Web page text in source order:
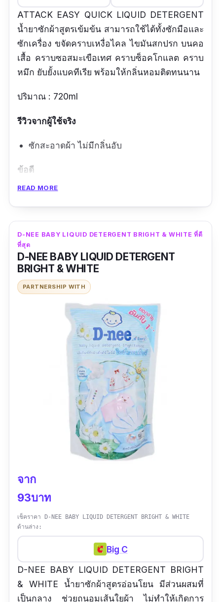
ATTACK EASY QUICK LIQUID DETERGENT
น้ำยาซักผ้าสูตรเข้มข้น สามารถใช้ได้ทั้งซักมือและ
ซักเครื่อง ขจัดคราบเหงื่อไคล ไขมันสกปรก บนคอ
เสื้อ คราบซอสมะเขือเทศ คราบซ็อคโกแลต คราบ
หมึก ยับยั้งแบคทีเรีย พร้อมให้กลิ่นหอมติดทนนาน
ปริมาณ : 720ml
รีวิวจากผู้ใช้จริง
ซักสะอาดผ้า ไม่มีกลิ่นอับ
ข้อดี
ซักสะอาด
ข้อเสีย
ราคาแพง
READ MORE
D-NEE BABY LIQUID DETERGENT BRIGHT & WHITE ที่ดี
ที่สุด
D-NEE BABY LIQUID DETERGENT
BRIGHT & WHITE
PARTNERSHIP WITH
จาก
93บาท
เช็คราคา D-NEE BABY LIQUID DETERGENT BRIGHT & WHITE
ด้านล่าง:
Big C
D-NEE BABY LIQUID DETERGENT BRIGHT
& WHITE น้ำยาซักผ้าสูตรอ่อนโยน มีส่วนผสมที่
เป็นกลาง ช่วยถนอมเส้นใยผ้า ไม่ทำให้เกิดการ